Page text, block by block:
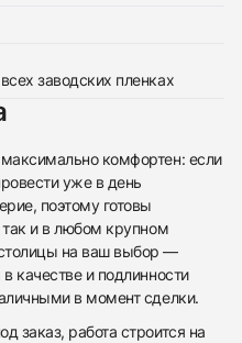
заводских пленках
комфортен: если
уже в день
поэтому готовы
и в любом крупном
на ваш выбор —
качестве и подлинности
в момент сделки.
заказ, работа строится на